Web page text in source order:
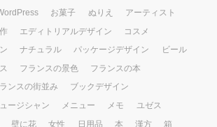
お菓子 ぬりえ
アーティスト
エディトリアルデザイン
コスメ
ナチュラル パッケージデザイン
ビール
フランスの景色
フランスの本
ンスの街並み
ブックデザイン
ージシャン メニュー メモ
ユゼス
壁に花 女性 日用品 本 漢方
箱